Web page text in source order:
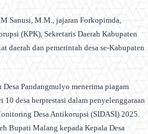
Sanusi, M.M., jajaran Forkopimda,
(KPK), Sekretaris Daerah Kabupaten
daerah dan pemerintah desa se-Kabupaten
Desa Pandangmulyo menerima piagam
desa berprestasi dalam penyelenggaraan
Desa Antikorupsi (SIDASI) 2025.
Bupati Malang kepada Kepala Desa